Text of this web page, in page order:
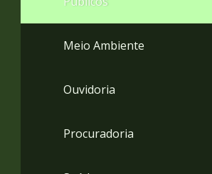
Meio Ambiente
Ouvidoria
Procuradoria